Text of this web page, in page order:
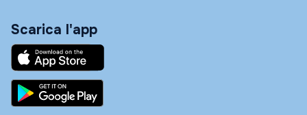
Scarica l'app